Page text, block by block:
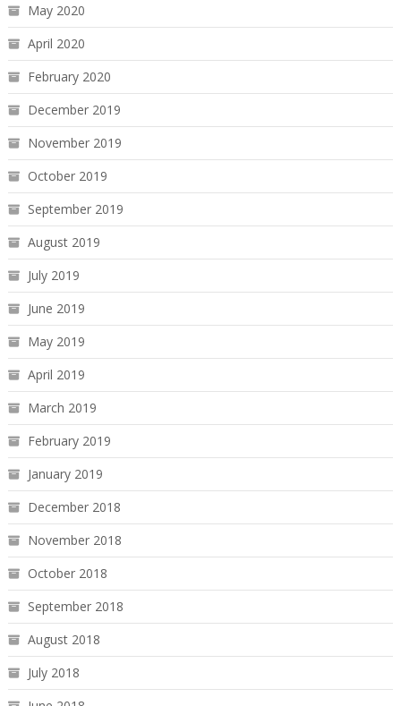
May 2020
April 2020
February 2020
December 2019
November 2019
October 2019
September 2019
August 2019
July 2019
June 2019
May 2019
April 2019
March 2019
February 2019
January 2019
December 2018
November 2018
October 2018
September 2018
August 2018
July 2018